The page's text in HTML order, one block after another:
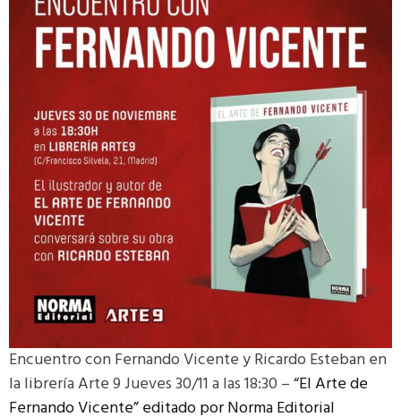
Encuentro con Fernando Vicente y Ricardo Esteban en
la librería Arte 9 Jueves 30/11 a las 18:30 –“El Arte de
Fernando Vicente” editado por Norma Editorial